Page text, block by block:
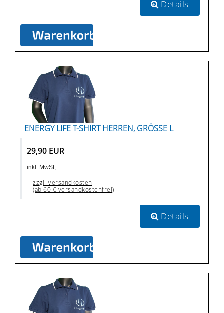
Details
ENERGY LIFE T-SHIRT HERREN, GRÖSSE L
29,90 EUR
inkl. MwSt,
zzgl. Versandkosten
(ab 60 € versandkostenfrei)
Details